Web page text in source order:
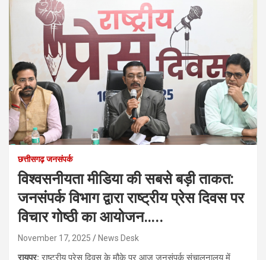
छत्तीसगढ़ जनसंपर्क
विश्वसनीयता मीडिया की सबसे बड़ी ताकत:
जनसंपर्क विभाग द्वारा राष्ट्रीय प्रेस दिवस पर
विचार गोष्ठी का आयोजन…..
November 17, 2025 News Desk
रायपुर: राष्ट्रीय प्रेस दिवस के मौके पर आज जनसंपर्क संचालनालय में